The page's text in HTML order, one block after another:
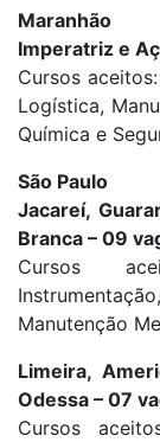
Maranhão
Imperatriz e
Cursos
Logística,
Química e
São Paulo
Jacareí,
Branca – 09
Cursos
Manutenção
Limeira,
Odessa – 07
Cursos